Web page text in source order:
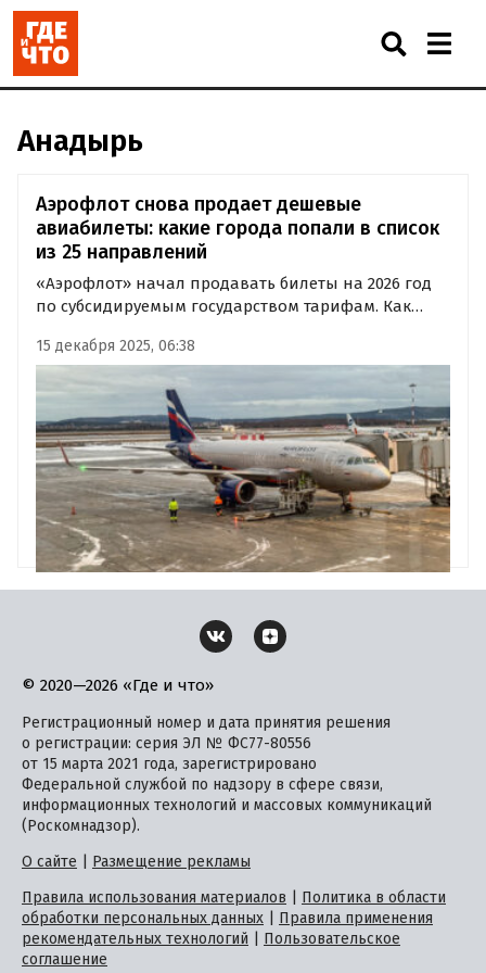
Анадырь
Аэрофлот снова продает дешевые
авиабилеты: какие города попали в список
из 25 направлений
«Аэрофлот» начал продавать билеты на 2026 год
по субсидируемым государством тарифам. Как
программы география таких рейсов впервые
расширена до 25 направлений.
15 декабря 2025, 06:38
© 2020—2026 «Где и что»
Регистрационный номер и дата принятия решения
о регистрации: серия ЭЛ № ФС77-80556
от 15 марта 2021 года, зарегистрировано
Федеральной службой по надзору в сфере связи,
информационных технологий и массовых коммуникаций
(Роскомнадзор).
О сайте
Размещение рекламы
Правила использования материалов
Политика в области
обработки персональных данных
Правила применения
рекомендательных технологий
Пользовательское
соглашение